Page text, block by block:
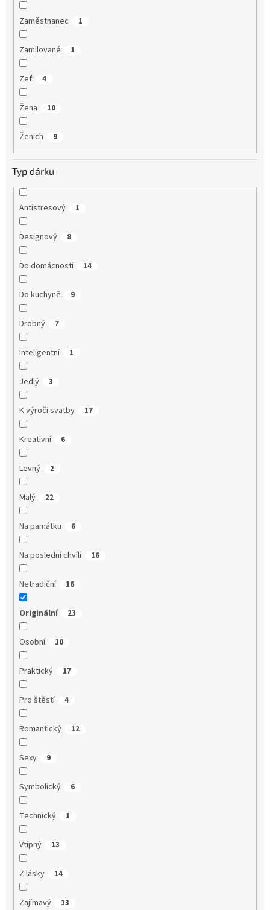
Zaměstnanec 1
Zamilované 1
Zeť 4
Žena 10
Ženich 9
Typ dárku
Antistresový 1
Designový 8
Do domácnosti 14
Do kuchyně 9
Drobný 7
Inteligentní 1
Jedlý 3
K výročí svatby 17
Kreativní 6
Levný 2
Malý 22
Na památku 6
Na poslední chvíli 16
Netradiční 16
Originální 23
Osobní 10
Praktický 17
Pro štěstí 4
Romantický 12
Sexy 9
Symbolický 6
Technický 1
Vtipný 13
Z lásky 14
Zajímavý 13